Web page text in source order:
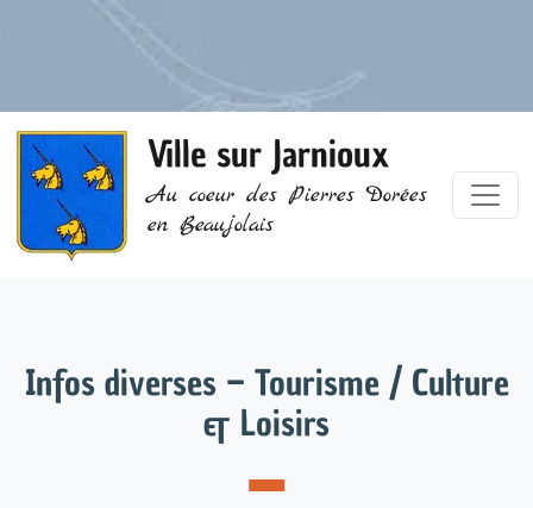
Ville sur Jarnioux
Au coeur des Pierres Dorées
en Beaujolais
Infos diverses – Tourisme / Culture
& Loisirs